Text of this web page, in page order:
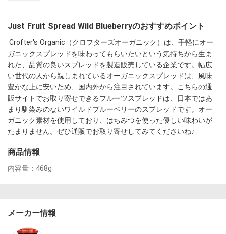
Just Fruit Spread Wild Blueberryのおすすめポイント
ガニックスプレッドを味わってもらいたいという気持ちから生ま
れた、品質の良いスプレッドを製造販売している企業です。幅広
い世代の人から親しまれているオーガニックスプレッドは、風味
豊かな上に安いため、国内外から注目されています。こちらの通
販サイトでお取り寄せできるフルーツスプレッドは、日本ではあ
まり馴染みのないワイルドブルーベリーのスプレッドです。オー
ガニック素材を使用しており、はちみつを使った優しい味わいが
たまりません。ぜひ通販でお取り寄せしてみてくださいね♪
商品情報
内容量：468g
メーカー情報